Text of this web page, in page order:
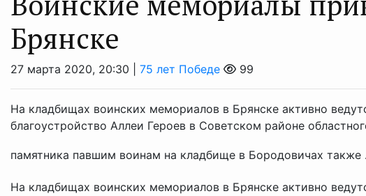
Брянске
27 марта 2020, 20:30 | 75 лет Победе 99
На кладбищах воинских мемориалов в Брянске активно
благоустройство Аллеи Героев в Советском районе
памятника павшим воинам на кладбище в Бородовичах также
На кладбищах воинских мемориалов в Брянске активно